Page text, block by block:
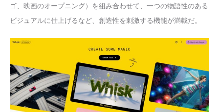
ゴ、映画のオープニング）を組み合わせて、一つの物語性のある
ビジュアルに仕上げるなど、創造性を刺激する機能が満載だ。